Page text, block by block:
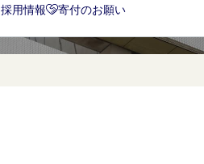
採用情報 寄付のお願い